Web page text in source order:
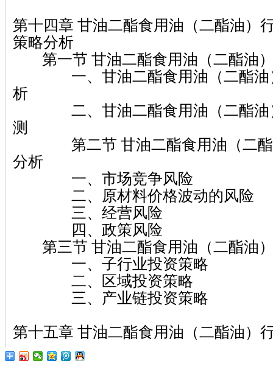
第十四章 甘油二酯食用油（二酯油）
策略分析
第一节 甘油二酯食用油（二酯油
一、甘油二酯食用油（二酯油
析
二、甘油二酯食用油（二酯油
测
第二节 甘油二酯食用油（二酯
分析
一、市场竞争风险
二、原材料价格波动的风险
三、经营风险
四、政策风险
第三节 甘油二酯食用油（二酯油
一、子行业投资策略
二、区域投资策略
三、产业链投资策略
第十五章 甘油二酯食用油（二酯油）